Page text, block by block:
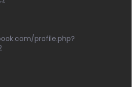
profile.php?